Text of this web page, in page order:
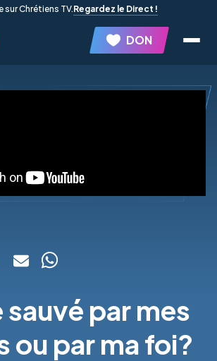
sur Chrétiens TV.Regardez le Direct !
DON
par mes
par ma foi?